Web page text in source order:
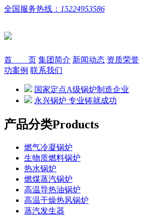
全国服务热线： 15224953586
首 页 集团简介 新闻动态 资质荣誉
功案例 联系我们
国家定点A级锅炉制造企业
永兴锅炉 专业铸就成功
产品分类Products
燃气冷凝锅炉
生物质燃料锅炉
热水锅炉
燃煤蒸汽锅炉
高温导热油锅炉
高温干燥热风锅炉
蒸汽发生器